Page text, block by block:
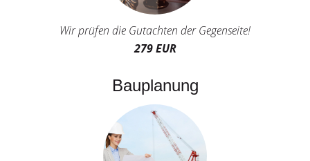
Wir prüfen die Gutachten der Gegenseite!
279 EUR
Bauplanung